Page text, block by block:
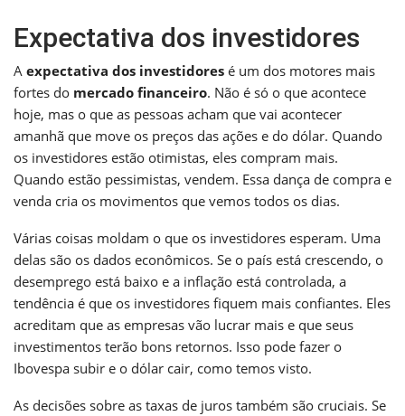
Expectativa dos investidores
A expectativa dos investidores é um dos motores mais
fortes do mercado financeiro. Não é só o que acontece
hoje, mas o que as pessoas acham que vai acontecer
amanhã que move os preços das ações e do dólar. Quando
os investidores estão otimistas, eles compram mais.
Quando estão pessimistas, vendem. Essa dança de compra e
venda cria os movimentos que vemos todos os dias.
Várias coisas moldam o que os investidores esperam. Uma
delas são os dados econômicos. Se o país está crescendo, o
desemprego está baixo e a inflação está controlada, a
tendência é que os investidores fiquem mais confiantes. Eles
acreditam que as empresas vão lucrar mais e que seus
investimentos terão bons retornos. Isso pode fazer o
Ibovespa subir e o dólar cair, como temos visto.
As decisões sobre as taxas de juros também são cruciais. Se